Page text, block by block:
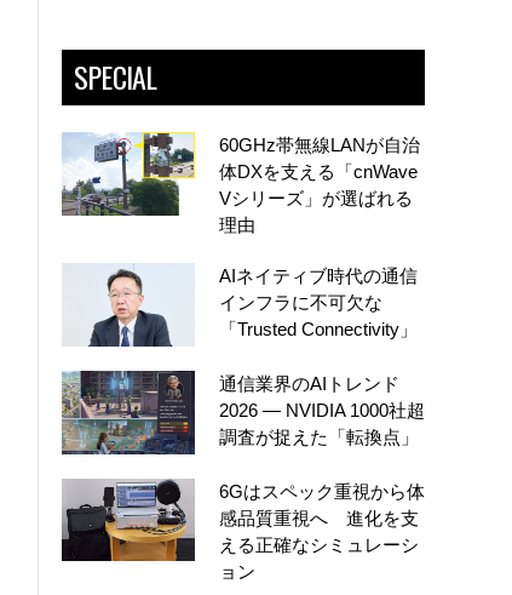
SPECIAL
60GHz帯無線LANが自治
体DXを支える「cnWave
Vシリーズ」が選ばれる
理由
AIネイティブ時代の通信
インフラに不可欠な
「Trusted Connectivity」
通信業界のAIトレンド
2026 ― NVIDIA 1000社超
調査が捉えた「転換点」
6Gはスペック重視から体
感品質重視へ 進化を支
える正確なシミュレーシ
ョン